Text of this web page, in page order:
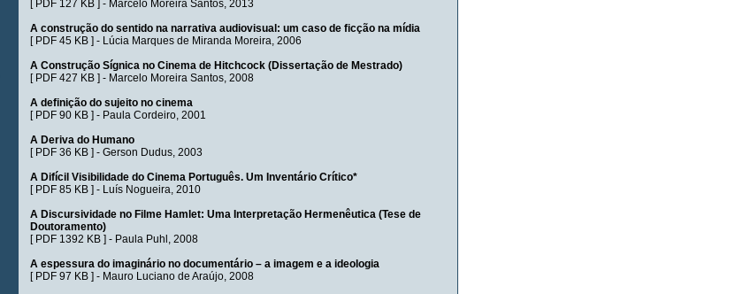
[ PDF 127 KB] - Marcelo Moreira Santos, 2013
A construção do sentido na narrativa audiovisual: um caso de ficção na mídia
[ PDF 45 KB] - Lúcia Marques de Miranda Moreira, 2006
A Construção Sígnica no Cinema de Hitchcock (Dissertação de Mestrado)
[ PDF 427 KB] - Marcelo Moreira Santos, 2008
A definição do sujeito no cinema
[ PDF 90 KB] - Paula Cordeiro, 2001
A Deriva do Humano
[ PDF 36 KB] - Gerson Dudus, 2003
A Difícil Visibilidade do Cinema Português. Um Inventário Crítico*
[ PDF 85 KB] - Luís Nogueira, 2010
A Discursividade no Filme Hamlet: Uma Interpretação Hermenêutica (Tese de
Doutoramento)
[ PDF 1392 KB] - Paula Puhl , 2008
A espessura do imaginário no documentário – a imagem e a ideologia
[ PDF 97 KB] - Mauro Luciano de Araújo, 2008